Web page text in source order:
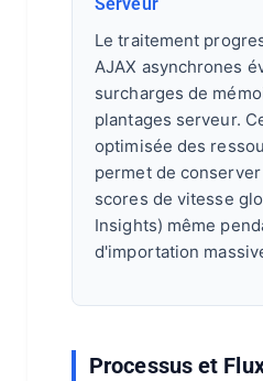
Serveur
Le traitement
AJAX asynchrones
surcharges de
plantages serveur.
optimisée des
permet de
scores de vitesse
Insights) même
d'importation
Processus et